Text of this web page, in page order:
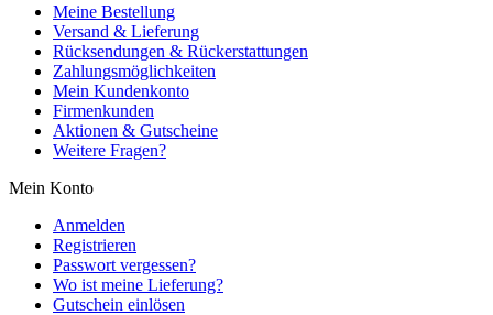
Meine Bestellung
Versand & Lieferung
Rücksendungen & Rückerstattungen
Zahlungsmöglichkeiten
Mein Kundenkonto
Firmenkunden
Aktionen & Gutscheine
Weitere Fragen?
Mein Konto
Anmelden
Registrieren
Passwort vergessen?
Wo ist meine Lieferung?
Gutschein einlösen